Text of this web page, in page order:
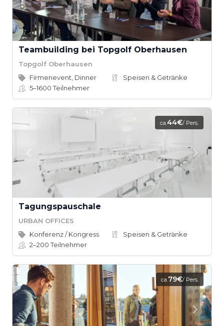
Teambuilding bei Topgolf Oberhausen
Topgolf Oberhausen
Firmenevent, Dinner
Speisen & Getränke
5–1600Teilnehmer
ca.44€/ Pers.
Tagungspauschale
URBAN OFFICES
Konferenz / Kongress
Speisen & Getränke
2–200Teilnehmer
ca.79€/ Pers.